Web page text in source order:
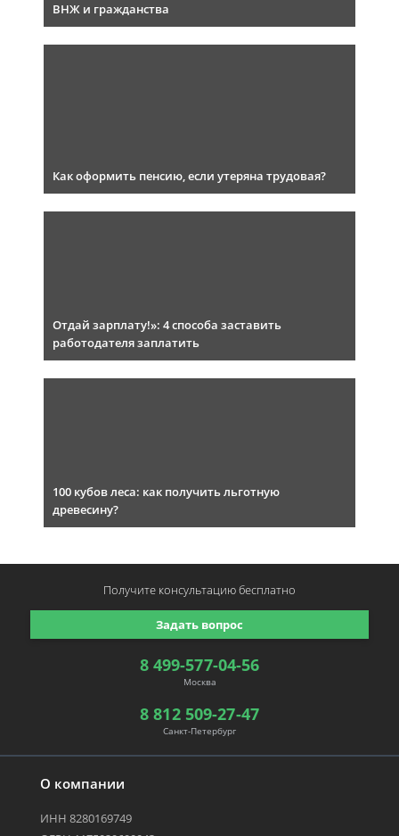
ВНЖ и гражданства
Как оформить пенсию, если утеряна трудовая?
Отдай зарплату!»: 4 способа заставить
работодателя заплатить
100 кубов леса: как получить льготную
древесину?
О компании
ИНН 8280169749
8 499-577-04-56
Москва
8 812 509-27-47
Санкт-Петербург
Задать вопрос
Получите консультациюбесплатно